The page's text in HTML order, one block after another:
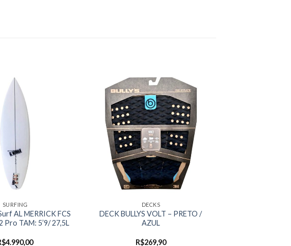
SURFING
AL MERRICK FCS
Pro TAM: 5’9/ 27,5L
4.990,00
DECKS
DECK BULLYS VOLT – PRETO /
AZUL
R$269,90